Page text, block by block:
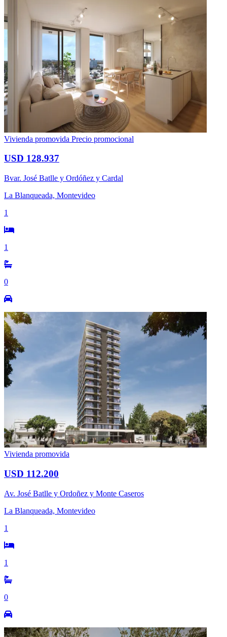
Vivienda promovida Precio promocional
USD 128.937
Bvar. José Batlle y Ordóñez y Cardal
La Blanqueada, Montevideo
1
1
0
Vivienda promovida
USD 112.200
Av. José Batlle y Ordoñez y Monte Caseros
La Blanqueada, Montevideo
1
1
0